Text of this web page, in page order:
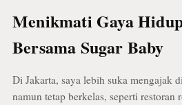
Menikmati Gaya
Bersama Sugar Baby
Di Jakarta, saya lebih suka mengajak
namun tetap berkelas, seperti restoran